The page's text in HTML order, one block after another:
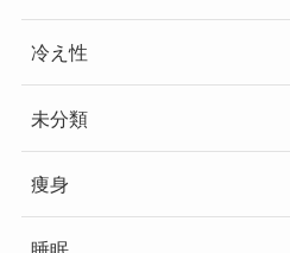
冷え性
未分類
痩身